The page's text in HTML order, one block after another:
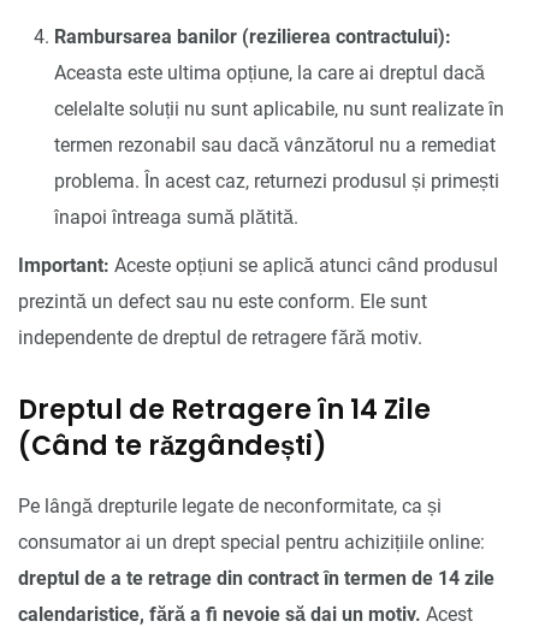
Rambursarea banilor (rezilierea contractului):
Aceasta este ultima opțiune, la care ai dreptul dacă
celelalte soluții nu sunt aplicabile, nu sunt realizate în
termen rezonabil sau dacă vânzătorul nu a remediat
problema. În acest caz, returnezi produsul și primești
înapoi întreaga sumă plătită.
Important: Aceste opțiuni se aplică atunci când produsul
prezintă un defect sau nu este conform. Ele sunt
independente de dreptul de retragere fără motiv.
Dreptul de Retragere în 14 Zile
(Când te răzgândești)
Pe lângă drepturile legate de neconformitate, ca și
consumator ai un drept special pentru achizițiile online:
dreptul de a te retrage din contract în termen de 14 zile
calendaristice, fără a fi nevoie să dai un motiv. Acest